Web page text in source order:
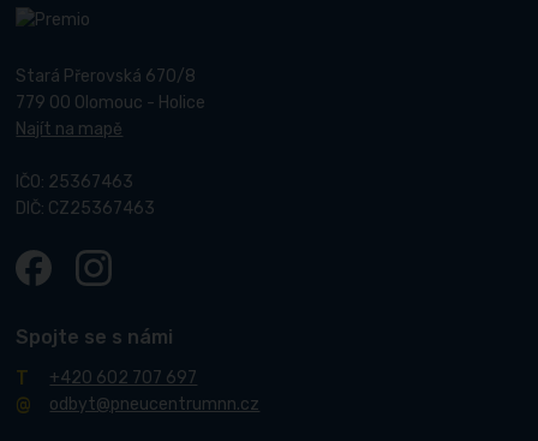
Stará Přerovská 670/8
779 00 Olomouc - Holice
Najít na mapě
IČO: 25367463
DIČ: CZ25367463
Spojte se s námi
+420 602 707 697
odbyt@pneucentrumnn.cz